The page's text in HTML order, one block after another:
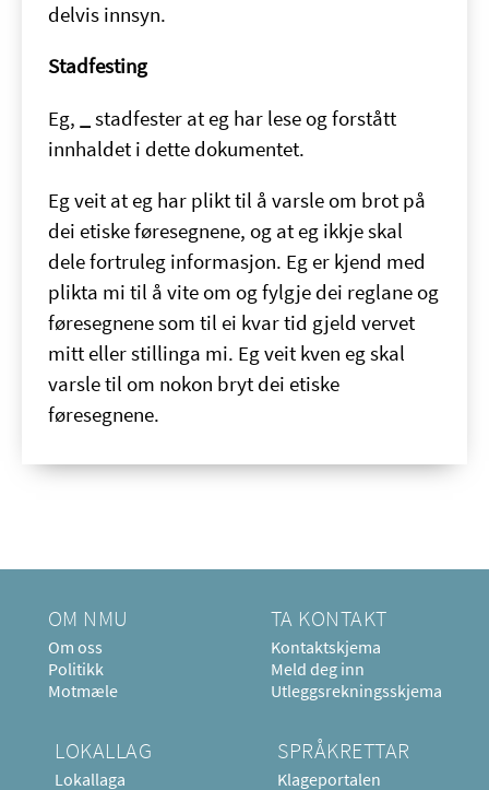
delvis innsyn.
Stadfesting
Eg,
stadfester at eg har lese og forstått
innhaldet i dette dokumentet.
Eg veit at eg har plikt til å varsle om brot på
dei etiske føresegnene, og at eg ikkje skal
dele fortruleg informasjon. Eg er kjend med
plikta mi til å vite om og fylgje dei reglane og
føresegnene som til ei kvar tid gjeld vervet
mitt eller stillinga mi. Eg veit kven eg skal
varsle til om nokon bryt dei etiske
føresegnene.
OM NMU
Om oss
Politikk
Motmæle
TA KONTAKT
Kontaktskjema
Meld deg inn
Utleggsrekningsskjema
LOKALLAG
Lokallaga
SPRÅKRETTAR
Klageportalen